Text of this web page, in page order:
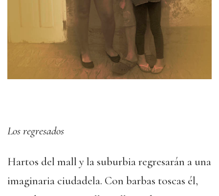
Los regresados
Hartos del mall y la suburbia regresarán a una
imaginaria ciudadela. Con barbas toscas él,